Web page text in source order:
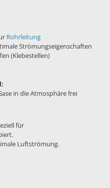
Rohrleitung
Strömungseigenschaften
(Klebestellen)
in die Atmosphäre frei
für
Luftströmung.